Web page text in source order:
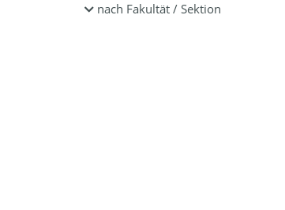
nach Fakultät / Sektion